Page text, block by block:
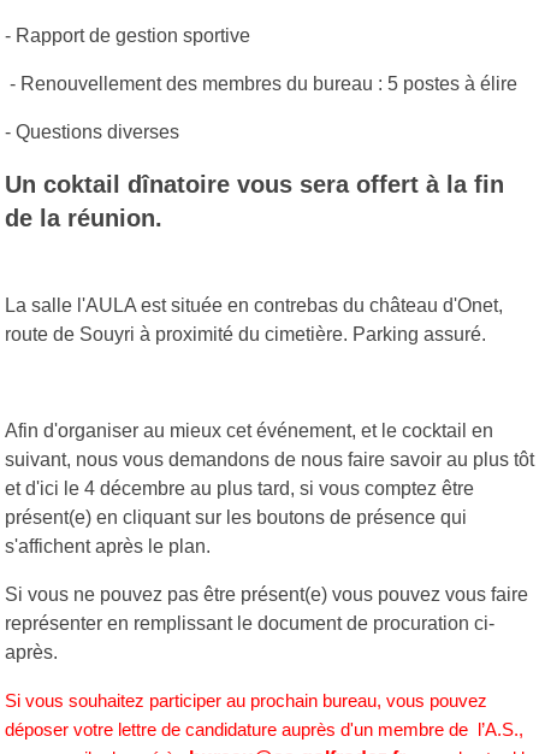
- Rapport de gestion sportive
- Renouvellement des membres du bureau : 5 postes à élire
- Questions diverses
Un coktail dînatoire vous sera offert à la fin
de la réunion.
La salle l'AULA est située en contrebas du château d'Onet,
route de Souyri à proximité du cimetière. Parking assuré.
Afin d'organiser au mieux cet événement, et le cocktail en
suivant, nous vous demandons de nous faire savoir au plus tôt
et d'ici le 4 décembre au plus tard, si vous comptez être
présent(e) en cliquant sur les boutons de présence qui
s'affichent après le plan.
Si vous ne pouvez pas être présent(e) vous pouvez vous faire
représenter en remplissant le document de procuration ci-
après.
Si vous souhaitez participer au prochain bureau, vous pouvez
déposer votre lettre de candidature auprès d'un membre de l’A.S.,